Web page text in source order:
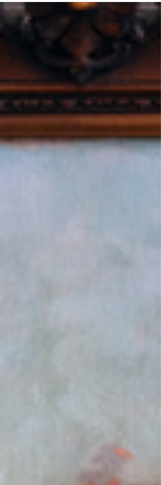
procedimentos finais do Ciclo 1 da Política
Nacional Aldir Blanc de Fomento à Cultura. A
atividade virtual começa às 14h30 e é direcionada
a gestores públicos municipais, estaduais e do
Distrito Federal, que ainda precisam cumprir
etapas obrigatórias até o dia 30 de janeiro. A
iniciativa surge em um momento decisivo do
programa, já que o encerra